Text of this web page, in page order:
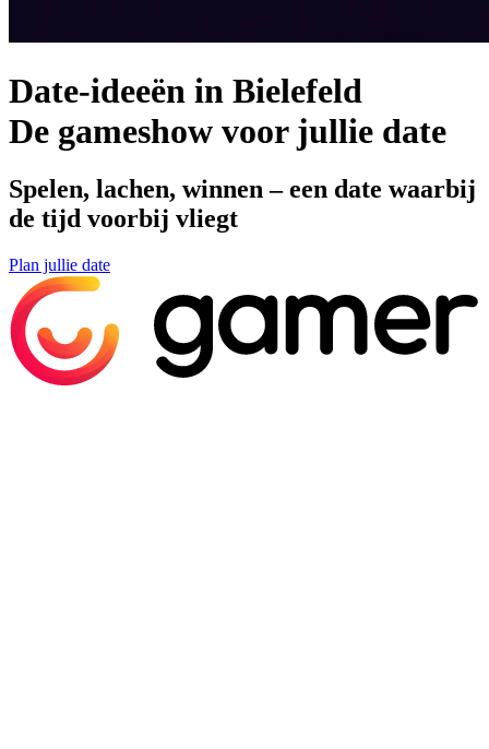
Date-ideeën in Bielefeld
De gameshow voor jullie date
Spelen, lachen, winnen – een date waarbij
de tijd voorbij vliegt
Plan jullie date